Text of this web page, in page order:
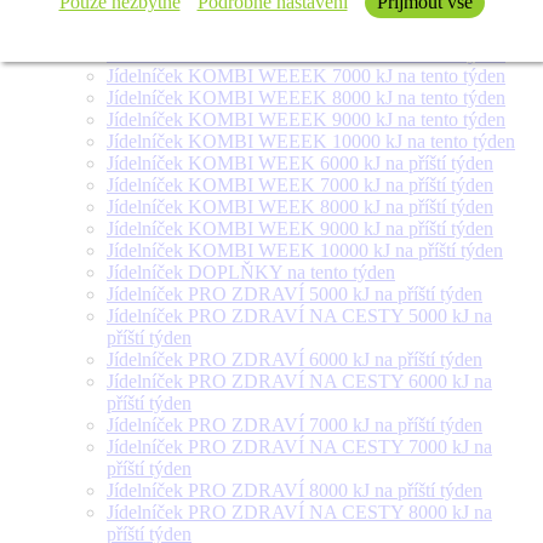
týden
Jídelníček KOMBI WEEEK 7000 kJ na tento týden
Jídelníček KOMBI WEEEK 8000 kJ na tento týden
Jídelníček KOMBI WEEEK 9000 kJ na tento týden
Jídelníček KOMBI WEEEK 10000 kJ na tento týden
Jídelníček KOMBI WEEK 6000 kJ na příští týden
Jídelníček KOMBI WEEK 7000 kJ na příští týden
Jídelníček KOMBI WEEK 8000 kJ na příští týden
Jídelníček KOMBI WEEK 9000 kJ na příští týden
Jídelníček KOMBI WEEK 10000 kJ na příští týden
Jídelníček DOPLŇKY na tento týden
Jídelníček PRO ZDRAVÍ 5000 kJ na příští týden
Jídelníček PRO ZDRAVÍ NA CESTY 5000 kJ na
příští týden
Jídelníček PRO ZDRAVÍ 6000 kJ na příští týden
Jídelníček PRO ZDRAVÍ NA CESTY 6000 kJ na
příští týden
Jídelníček PRO ZDRAVÍ 7000 kJ na příští týden
Jídelníček PRO ZDRAVÍ NA CESTY 7000 kJ na
příští týden
Jídelníček PRO ZDRAVÍ 8000 kJ na příští týden
Jídelníček PRO ZDRAVÍ NA CESTY 8000 kJ na
příští týden